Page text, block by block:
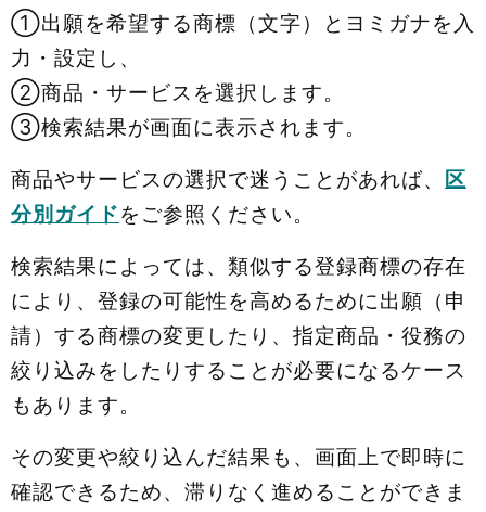
①出願を希望する商標（文字）とヨミガナを入
力・設定し、
②商品・サービスを選択します。
③検索結果が画面に表示されます。
商品やサービスの選択で迷うことがあれば、 区
分別ガイドをご参照ください。
検索結果によっては、類似する登録商標の存在
により、登録の可能性を高めるために出願（申
請）する商標の変更したり、指定商品・役務の
絞り込みをしたりすることが必要になるケース
もあります。
その変更や絞り込んだ結果も、画面上で即時に
確認できるため、滞りなく進めることができま